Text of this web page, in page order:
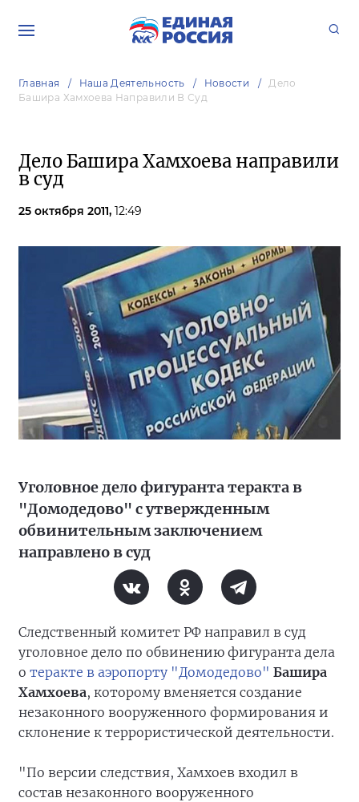
Главная Наша Деятельность Новости
Дело
Башира Хамхоева Направили В Суд
Дело Башира Хамхоева направили
в суд
25 октября 2011, 12:49
Уголовное дело фигуранта теракта в
"Домодедово" с утвержденным
обвинительным заключением
направлено в суд
Следственный комитет РФ направил в суд
уголовное дело по обвинению фигуранта дела
о теракте в аэропорту "Домодедово" Башира
Хамхоева, которому вменяется создание
незаконного вооруженного формирования и
склонение к террористической деятельности.
"По версии следствия, Хамхоев входил в
состав незаконного вооруженного